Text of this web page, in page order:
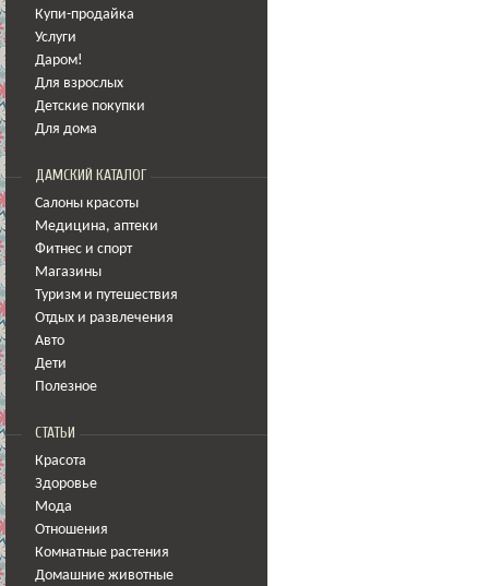
Купи-продайка
Услуги
Даром!
Для взрослых
Детские покупки
Для дома
ДАМСКИЙ КАТАЛОГ
Салоны красоты
Медицина, аптеки
Фитнес и спорт
Магазины
Туризм и путешествия
Отдых и развлечения
Авто
Дети
Полезное
СТАТЬИ
Красота
Здоровье
Мода
Отношения
Комнатные растения
Домашние животные